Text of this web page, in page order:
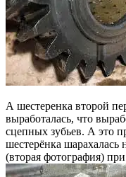
А шестеренка второй
выработалась, что
сцепных зубьев. А это
шестерёнка
(вторая фотография)